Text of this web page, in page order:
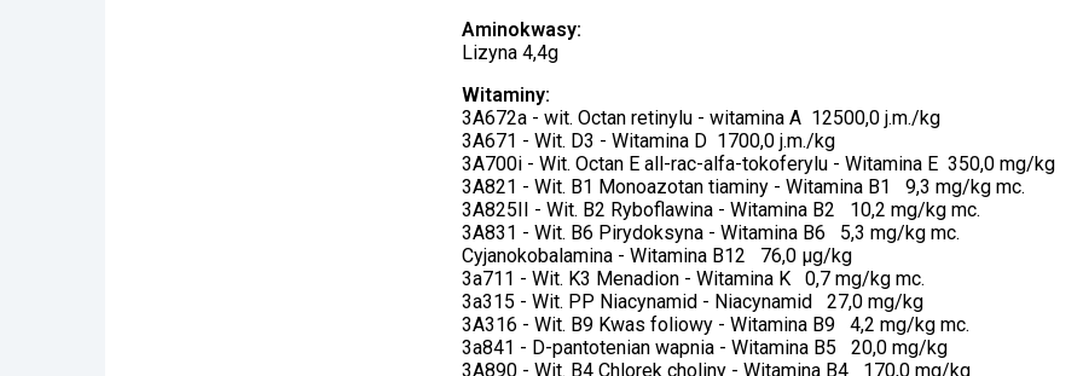
Aminokwasy:
Lizyna 4,4g
Witaminy:
3A672a - wit. Octan retinylu - witamina A 12500,0 j.m./kg
3A671 - Wit. D3 - Witamina D 1700,0 j.m./kg
3A700i - Wit. Octan E all-rac-alfa-tokoferylu - Witamina E 350,0 mg/kg
3A821 - Wit. B1 Monoazotan tiaminy - Witamina B1 9,3 mg/kg mc.
3A825II - Wit. B2 Ryboflawina - Witamina B2 10,2 mg/kg mc.
3A831 - Wit. B6 Pirydoksyna - Witamina B6 5,3 mg/kg mc.
Cyjanokobalamina - Witamina B12 76,0 μg/kg
3a711 - Wit. K3 Menadion - Witamina K 0,7 mg/kg mc.
3a315 - Wit. PP Niacynamid - Niacynamid 27,0 mg/kg
3A316 - Wit. B9 Kwas foliowy - Witamina B9 4,2 mg/kg mc.
3a841 - D-pantotenian wapnia - Witamina B5 20,0 mg/kg
3A890 - Wit. B4 Chlorek choliny - Witamina B4 170,0 mg/kg